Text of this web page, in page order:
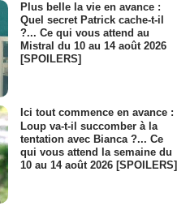
Plus belle la vie en avance :
Quel secret Patrick cache-t-il
?... Ce qui vous attend au
Mistral du 10 au 14 août 2026
[SPOILERS]
Ici tout commence en avance :
Loup va-t-il succomber à la
tentation avec Bianca ?... Ce
qui vous attend la semaine du
10 au 14 août 2026 [SPOILERS]